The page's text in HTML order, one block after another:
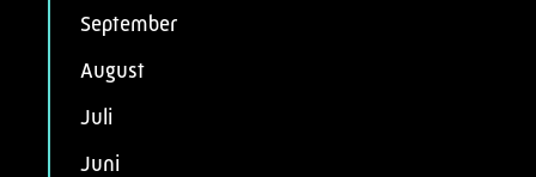
September
August
Juli
Juni